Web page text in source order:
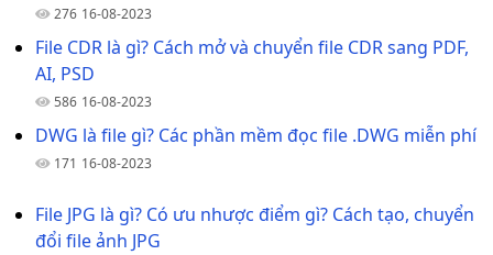
276 16-08-2023
File CDR là gì? Cách mở và chuyển file CDR sang PDF,
AI, PSD
586 16-08-2023
DWG là file gì? Các phần mềm đọc file .DWG miễn phí
171 16-08-2023
File JPG là gì? Có ưu nhược điểm gì? Cách tạo, chuyển
đổi file ảnh JPG